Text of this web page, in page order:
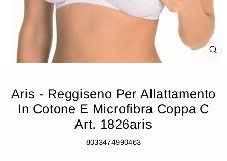
Aris - Reggiseno Per Allattamento
In Cotone E Microfibra Coppa C
Art. 1826aris
8033474990463